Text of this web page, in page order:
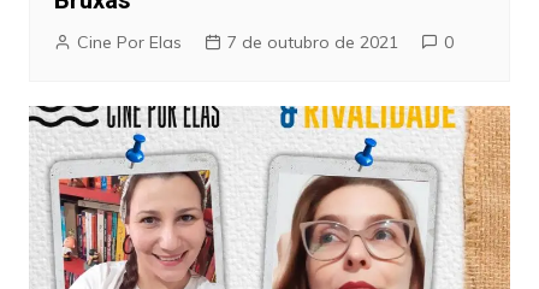
Cine Por Elas 7 de outubro de 2021 0